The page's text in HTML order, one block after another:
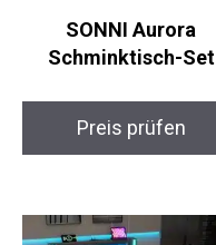
SONNI Aurora
Schminktisch-Set
Preis prüfen